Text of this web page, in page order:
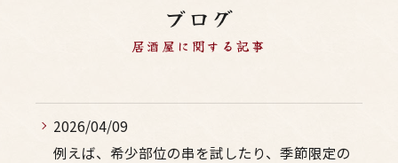
ブログ
居酒屋に関する記事
2026/04/09
例えば、希少部位の串を試したり、季節限定の